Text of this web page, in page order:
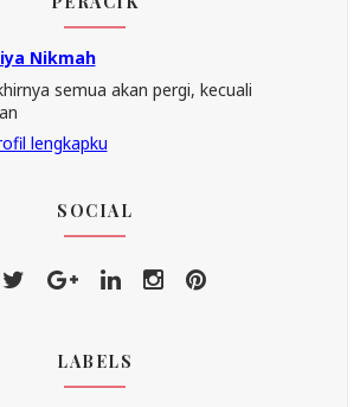
Nikmah
semua akan pergi, kecuali
lengkapku
SOCIAL
LABELS